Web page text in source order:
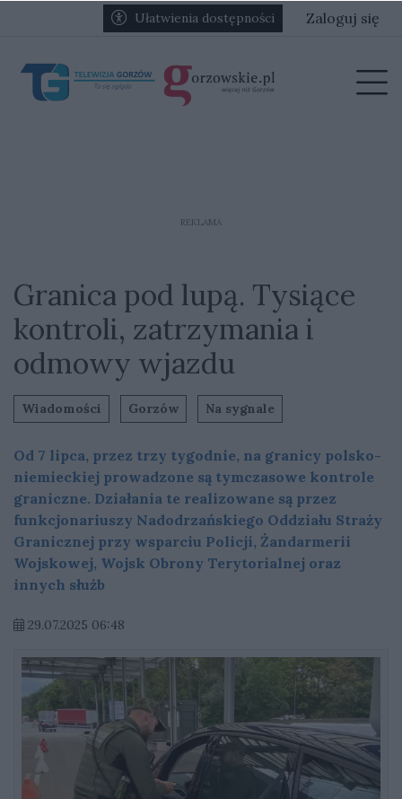
Przejdź do głównych treści
Przejdź do głównego menuUłatwienia dostępności Zaloguj się
REKLAMA
Granica pod lupą. Tysiące
kontroli, zatrzymania i
odmowy wjazdu
Wiadomości Gorzów Na sygnale
Od 7 lipca, przez trzy tygodnie, na granicy polsko-
niemieckiej prowadzone są tymczasowe kontrole
graniczne. Działania te realizowane są przez
funkcjonariuszy Nadodrzańskiego Oddziału Straży
Granicznej przy wsparciu Policji, Żandarmerii
Wojskowej, Wojsk Obrony Terytorialnej oraz
innych służb
29.07.2025 06:48